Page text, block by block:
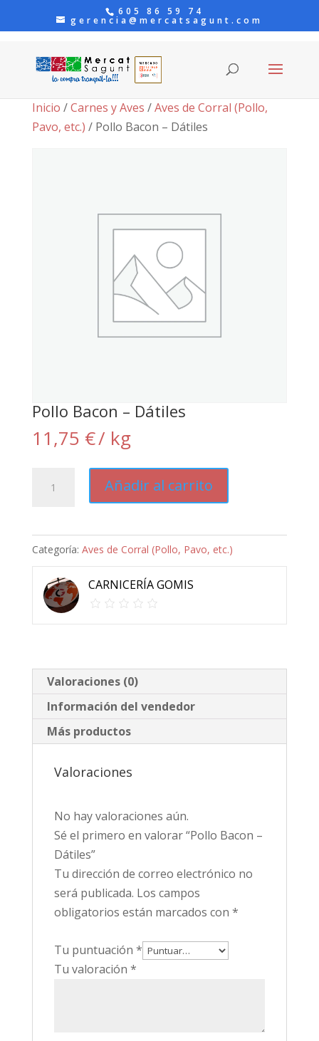
605 86 59 74
gerencia@mercatsagunt.com
Inicio /Carnes y Aves /Aves de Corral (Pollo,
Pavo, etc.) / Pollo Bacon – Dátiles
Pollo Bacon – Dátiles
11,75 €/ kg
Bacon
Dátiles
cantidad
Añadir al carrito
Categoría: Aves de Corral (Pollo, Pavo, etc.)
CARNICERÍA GOMIS
Valoraciones (0)
Información del vendedor
Más productos
Valoraciones
No hay valoraciones aún.
Sé el primero en valorar “Pollo Bacon –
Dátiles”
Tu dirección de correo electrónico no
será publicada. Los campos
obligatorios están marcados con *
Tu puntuación *
Tu valoración *